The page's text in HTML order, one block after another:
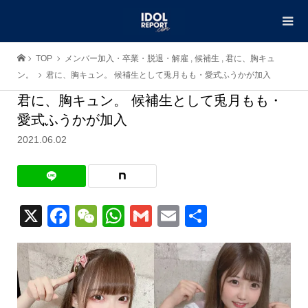
TOP メンバー加入・卒業・脱退・解雇 , 候補生 , 君に、胸キュ
ン。
君に、胸キュン。 候補生として兎月もも・愛式ふうかが加入
君に、胸キュン。 候補生として兎月もも・
愛式ふうかが加入
2021.06.02
X Facebook
WeChat
WhatsApp
GmailEmail
有